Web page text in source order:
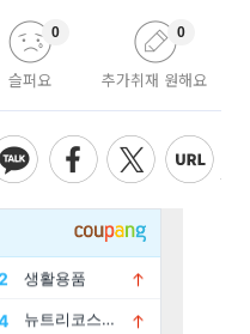
슬퍼요
0
추가취재 원해요
0